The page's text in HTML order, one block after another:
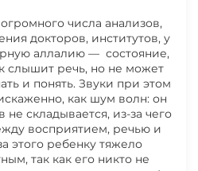
числа анализов,
докторов, институтов, у
аллалию — состояние,
слышит речь, но не может
и понять. Звуки при этом
как шум волн: он
складывается, из-за чего
восприятием, речью и
этого ребенку тяжело
так как его никто не
ХОВЯКОВА